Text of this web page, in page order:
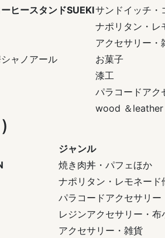
ヒースタンドSUEKIサンドイッチ・
ナポリタン・レ
アクセサリー・
ャノアール
お菓子
漆工
パラコードアク
wood ＆leather
ジャンル
焼き肉丼・パフェほか
ナポリタン・レモネード
パラコードアクセサリー
レジンアクセサリー・布
アクセサリー・雑貨